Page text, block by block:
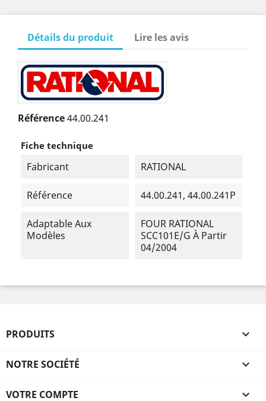
Détails du produit Lire les avis
Référence44.00.241
Fiche technique
Fabricant RATIONAL
Référence 44.00.241, 44.00.241P
Adaptable Aux
Modèles
FOUR RATIONAL
SCC101E/G À Partir
04/2004
PRODUITS 
NOTRE SOCIÉTÉ 
VOTRE COMPTE 